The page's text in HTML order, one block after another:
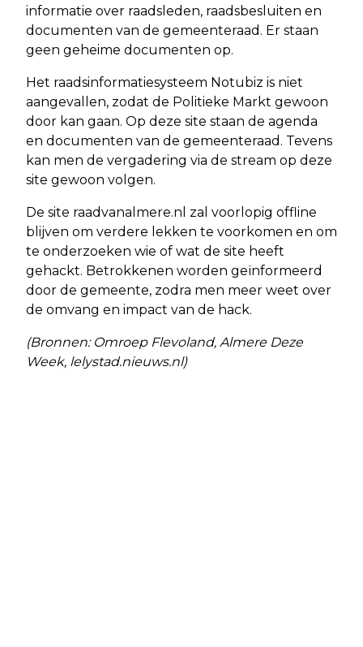
informatie over raadsleden, raadsbesluiten en
documenten van de gemeenteraad. Er staan
geen geheime documenten op.
Het raadsinformatiesysteem Notubiz is niet
aangevallen, zodat de Politieke Markt gewoon
door kan gaan. Op deze site staan de agenda
en documenten van de gemeenteraad. Tevens
kan men de vergadering via de stream op deze
site gewoon volgen.
De site raadvanalmere.nl zal voorlopig offline
blijven om verdere lekken te voorkomen en om
te onderzoeken wie of wat de site heeft
gehackt. Betrokkenen worden geïnformeerd
door de gemeente, zodra men meer weet over
de omvang en impact van de hack.
(Bronnen: Omroep Flevoland, Almere Deze
Week, lelystad.nieuws.nl)